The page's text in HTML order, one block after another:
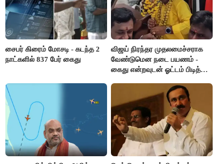
சைபர் கிரைம் மோசடி - கடந்த 2
நாட்களில் 837 பேர் கைது
விஜய் நிரந்தர முதலமைச்சராக
வேண்டுமென நடை பயணம் -
கைது என்றவுடன் ஓட்டம் பிடித்த